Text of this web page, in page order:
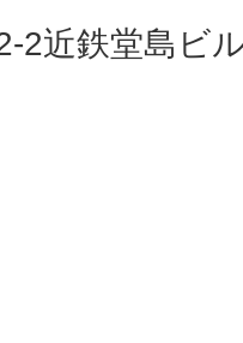
2近鉄堂島ビ